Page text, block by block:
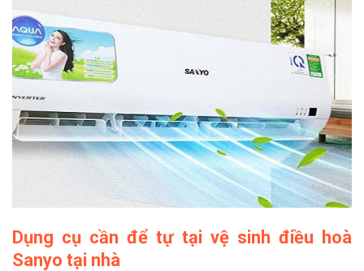
Dụng cụ cần để tự tại vệ sinh điều hoà
Sanyo tại nhà